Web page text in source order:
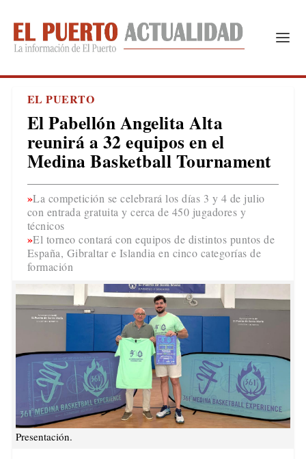
EL PUERTO
El Pabellón Angelita Alta
reunirá a 32 equipos en el
Medina Basketball Tournament
La competición se celebrará los días 3 y 4 de julio
con entrada gratuita y cerca de 450 jugadores y
técnicos
El torneo contará con equipos de distintos puntos de
España, Gibraltar e Islandia en cinco categorías de
formación
Presentación.